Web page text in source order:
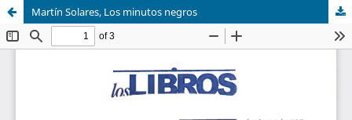
Martín Solares, Los minutos negros